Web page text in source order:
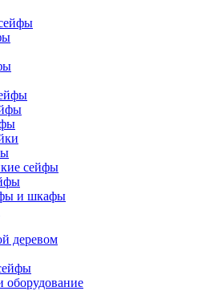
сейфы
и шкафы
деревом
оборудование